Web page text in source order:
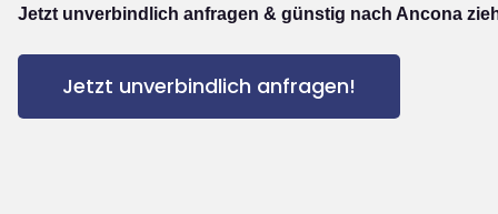
Jetzt unverbindlich anfragen & günstig nach Ancona
Jetzt unverbindlich anfragen!